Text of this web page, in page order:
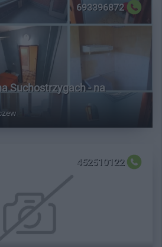
693396872
Suchostrzygach - na
452510122